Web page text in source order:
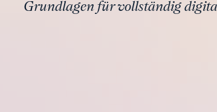
Grundlagen für vollständig